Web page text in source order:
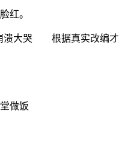
红。
大哭 根据真实改编才
做饭